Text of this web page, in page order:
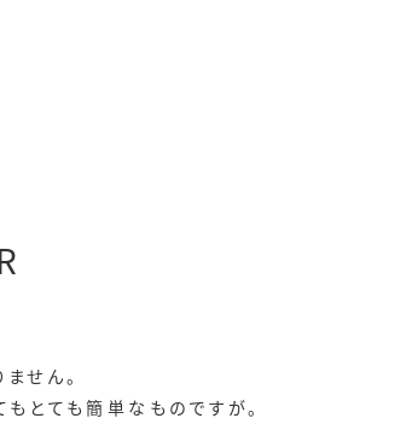
せん。
とても簡単なものですが。